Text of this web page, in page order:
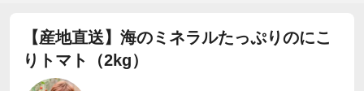
【産地直送】海のミネラルたっぷりのにこ
りトマト（2kg）